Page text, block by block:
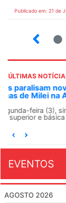
Publicado em: 21 de
ÚLTIMAS
ANDES-SN
Solidariedade
O ANDES-SN
EVENTOS
AGOSTO 2026